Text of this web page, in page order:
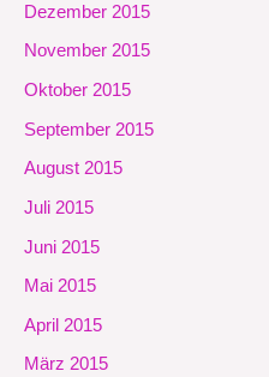
Dezember 2015
November 2015
Oktober 2015
September 2015
August 2015
Juli 2015
Juni 2015
Mai 2015
April 2015
März 2015